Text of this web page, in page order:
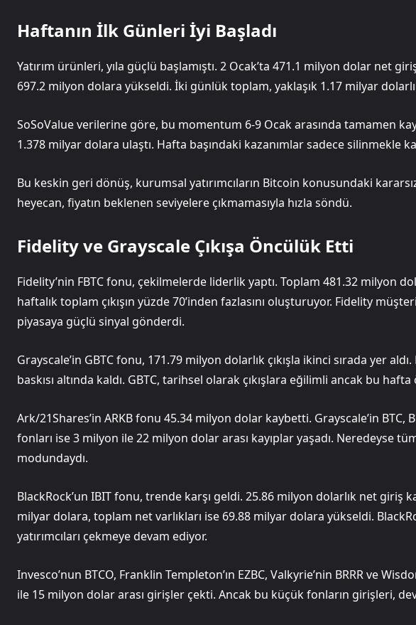
Haftanın İlk Günleri İyi Başladı
Yatırım ürünleri, yıla güçlü başlamıştı. 2 Ocak’ta 471.1 milyon dolar net
697.2 milyon dolara yükseldi. İki günlük toplam, yaklaşık 1.17 milyar
SoSoValue verilerine göre, bu momentum 6-9 Ocak arasında tamamen
1.378 milyar dolara ulaştı. Hafta başındaki kazanımlar sadece silinmekle
Bu keskin geri dönüş, kurumsal yatırımcıların Bitcoin konusundaki
heyecan, fiyatın beklenen seviyelere çıkmamasıyla hızla söndü.
Fidelity ve Grayscale Çıkışa Öncülük Etti
Fidelity’nin FBTC fonu, çekilmelerde liderlik yaptı. Toplam 481.32 milyon
haftalık toplam çıkışın yüzde 70’inden fazlasını oluşturuyor. Fidelity
piyasaya güçlü sinyal gönderdi.
Grayscale’in GBTC fonu, 171.79 milyon dolarlık çıkışla ikinci sırada yer
baskısı altında kaldı. GBTC, tarihsel olarak çıkışlara eğilimli ancak bu
Ark/21Shares’in ARKB fonu 45.34 milyon dolar kaybetti. Grayscale’in BTC,
fonları ise 3 milyon ile 22 milyon dolar arası kayıplar yaşadı. Neredeyse
modundaydı.
BlackRock’un IBIT fonu, trende karşı geldi. 25.86 milyon dolarlık net giriş
milyar dolara, toplam net varlıkları ise 69.88 milyar dolara yükseldi.
yatırımcıları çekmeye devam ediyor.
Invesco’nun BTCO, Franklin Templeton’ın EZBC, Valkyrie’nin BRRR ve
ile 15 milyon dolar arası girişler çekti. Ancak bu küçük fonların girişleri, dev